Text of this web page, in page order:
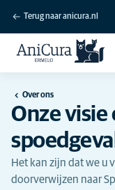
Terug naar anicura.nl
Over ons
Onze visie
Het kan zijn dat we u
doorverwijzen naar